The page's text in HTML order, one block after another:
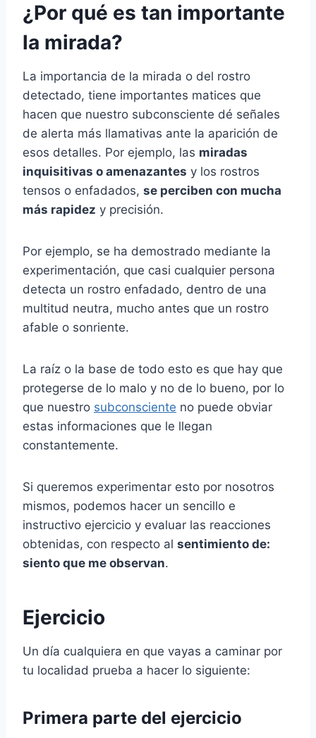
¿Por qué es tan importante
la mirada?
La importancia de la mirada o del rostro
detectado, tiene importantes matices que
hacen que nuestro subconsciente dé señales
de alerta más llamativas ante la aparición de
esos detalles. Por ejemplo, las miradas
inquisitivas o amenazantes y los rostros
tensos o enfadados, se perciben con mucha
más rapidez y precisión.
Por ejemplo, se ha demostrado mediante la
experimentación, que casi cualquier persona
detecta un rostro enfadado, dentro de una
multitud neutra, mucho antes que un rostro
afable o sonriente.
La raíz o la base de todo esto es que hay que
protegerse de lo malo y no de lo bueno, por lo
que nuestro subconsciente no puede obviar
estas informaciones que le llegan
constantemente.
Si queremos experimentar esto por nosotros
mismos, podemos hacer un sencillo e
instructivo ejercicio y evaluar las reacciones
obtenidas, con respecto al sentimiento de:
siento que me observan.
Ejercicio
Un día cualquiera en que vayas a caminar por
tu localidad prueba a hacer lo siguiente:
Primera parte del ejercicio